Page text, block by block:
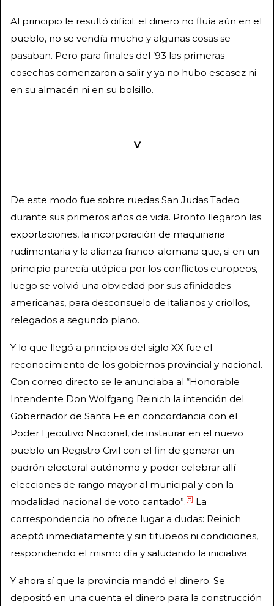
Al principio le resultó difícil: el dinero no fluía aún en el
pueblo, no se vendía mucho y algunas cosas se
pasaban. Pero para finales del ’93 las primeras
cosechas comenzaron a salir y ya no hubo escasez ni
en su almacén ni en su bolsillo.
V
De este modo fue sobre ruedas San Judas Tadeo
durante sus primeros años de vida. Pronto llegaron las
exportaciones, la incorporación de maquinaria
rudimentaria y la alianza franco-alemana que, si en un
principio parecía utópica por los conflictos europeos,
luego se volvió una obviedad por sus afinidades
americanas, para desconsuelo de italianos y criollos,
relegados a segundo plano.
Y lo que llegó a principios del siglo XX fue el
reconocimiento de los gobiernos provincial y nacional.
Con correo directo se le anunciaba al “Honorable
Intendente Don Wolfgang Reinich la intención del
Gobernador de Santa Fe en concordancia con el
Poder Ejecutivo Nacional, de instaurar en el nuevo
pueblo un Registro Civil con el fin de generar un
padrón electoral autónomo y poder celebrar allí
elecciones de rango mayor al municipal y con la
modalidad nacional de voto cantado”.[8] La
correspondencia no ofrece lugar a dudas: Reinich
aceptó inmediatamente y sin titubeos ni condiciones,
respondiendo el mismo día y saludando la iniciativa.
Y ahora sí que la provincia mandó el dinero. Se
depositó en una cuenta el dinero para la construcción